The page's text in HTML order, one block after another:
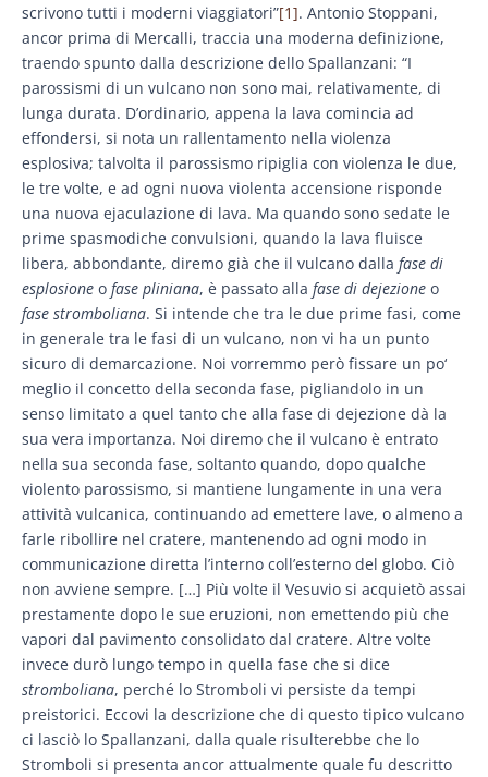
scrivono tutti i moderni viaggiatori”[1]. Antonio Stoppani,
ancor prima di Mercalli, traccia una moderna definizione,
traendo spunto dalla descrizione dello Spallanzani: “I
parossismi di un vulcano non sono mai, relativamente, di
lunga durata. D’ordinario, appena la lava comincia ad
effondersi, si nota un rallentamento nella violenza
esplosiva; talvolta il parossismo ripiglia con violenza le due,
le tre volte, e ad ogni nuova violenta accensione risponde
una nuova ejaculazione di lava. Ma quando sono sedate le
prime spasmodiche convulsioni, quando la lava fluisce
libera, abbondante, diremo già che il vulcano dalla fase di
esplosione o fase pliniana, è passato alla fase di dejezione o
fase stromboliana. Si intende che tra le due prime fasi, come
in generale tra le fasi di un vulcano, non vi ha un punto
sicuro di demarcazione. Noi vorremmo però fissare un po‘
meglio il concetto della seconda fase, pigliandolo in un
senso limitato a quel tanto che alla fase di dejezione dà la
sua vera importanza. Noi diremo che il vulcano è entrato
nella sua seconda fase, soltanto quando, dopo qualche
violento parossismo, si mantiene lungamente in una vera
attività vulcanica, continuando ad emettere lave, o almeno a
farle ribollire nel cratere, mantenendo ad ogni modo in
communicazione diretta l’interno coll’esterno del globo. Ciò
non avviene sempre. […] Più volte il Vesuvio si acquietò assai
prestamente dopo le sue eruzioni, non emettendo più che
vapori dal pavimento consolidato dal cratere. Altre volte
invece durò lungo tempo in quella fase che si dice
stromboliana, perché lo Stromboli vi persiste da tempi
preistorici. Eccovi la descrizione che di questo tipico vulcano
ci lasciò lo Spallanzani, dalla quale risulterebbe che lo
Stromboli si presenta ancor attualmente quale fu descritto